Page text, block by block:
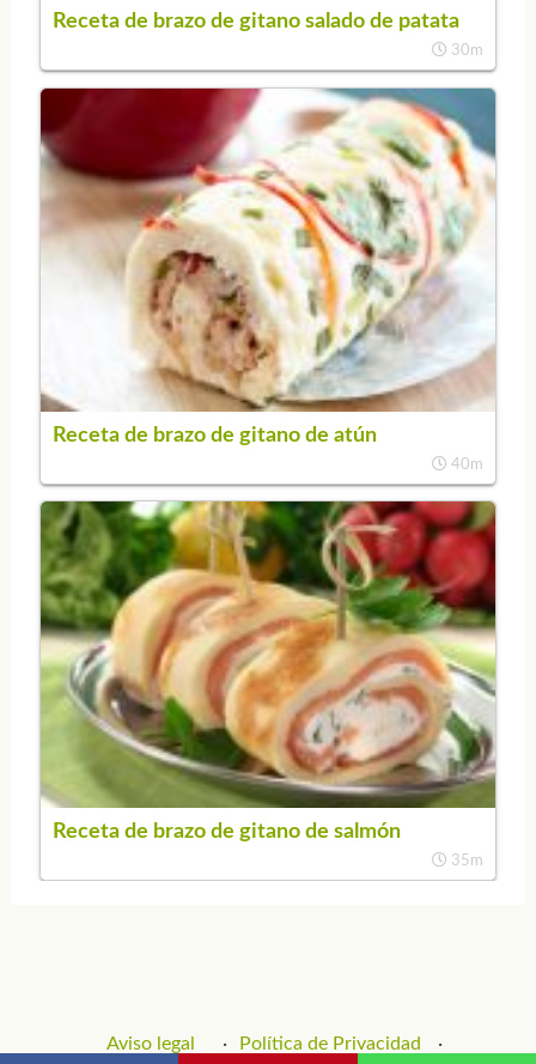
Receta de brazo de gitano salado de patata
30m
Receta de brazo de gitano de atún
40m
Receta de brazo de gitano de salmón
35m
Aviso legal
Política de Privacidad